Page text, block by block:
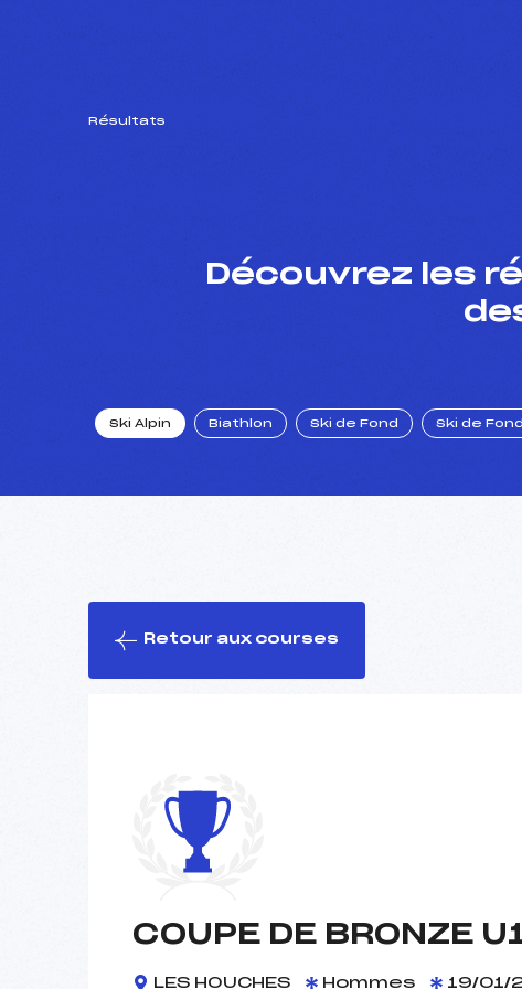
Résultats
Découvrez les
Ski Alpin Biathlon Ski de Fond Ski de
Retour aux courses
COUPE DE
LES HOUCHES Hommes 19/01/